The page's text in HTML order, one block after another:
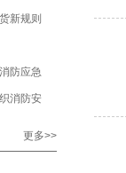
新规则
防应急
消防安
更多>>